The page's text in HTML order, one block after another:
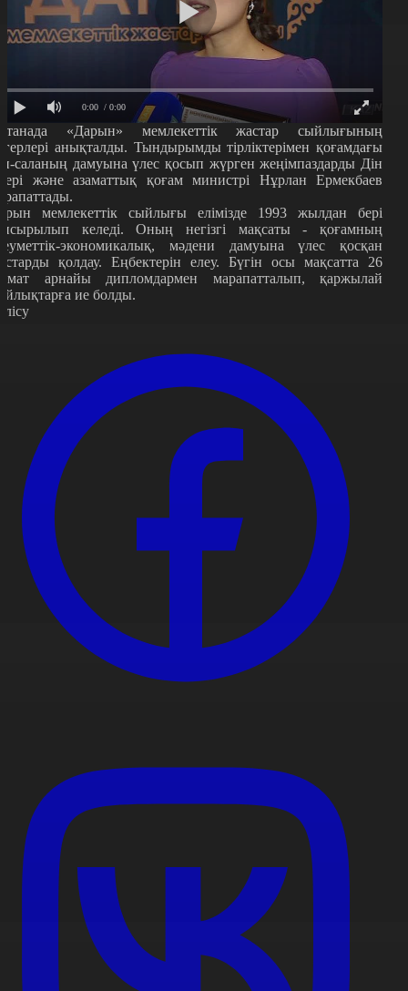
0:00 / 0:00
«Дарын» мемлекеттік жастар сыйлығының
анықталды. Тындырымды тірліктерімен қоғамдағы
саланың дамуына үлес қосып жүрген жеңімпаздарды Дін
және азаматтық қоғам министрі Нұрлан Ермекбаев
мемлекеттік сыйлығы елімізде 1993 жылдан бері
келеді. Оның негізгі мақсаты - қоғамның
экономикалық, мәдени дамуына үлес қосқан
қолдау. Еңбектерін елеу. Бүгін осы мақсатта 26
арнайы дипломдармен марапатталып, қаржылай
ие болды.